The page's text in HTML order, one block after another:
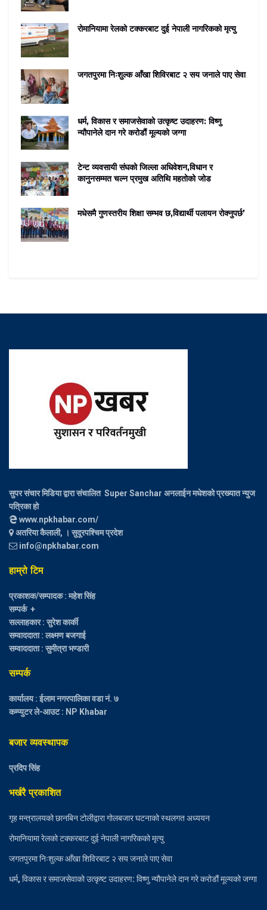
रोमानियामा रेलको टक्करबाट दुई नेपाली नागरिकको मृत्यु
जगतपुरमा निःशुल्क आँखा शिविरबाट २ सय जनाले पाए सेवा
धर्म, विकास र समाजसेवाको उत्कृष्ट उदाहरण: विष्णु
न्यौपानेले दान गरे करोडौं मूल्यको जग्गा
टेन्ट व्यवसायी संघको जिल्ला अधिवेशन,विधान र
कानुनसम्मत चल्न प्रमुख अतिथि महतोको जोड
मधेसमै गुणस्तरीय शिक्षा सम्भव छ,विद्यार्थी पलायन रोक्नुपर्छ’
सुपर संचार मिडिया द्वारा संचालित Super Sanchar अनलाईन मधेशको प्रख्यात न्युज
पत्रिका हो
www.npkhabar.com/
अतरिया कैलाली, । सुदूरपश्चिम प्रदेश
info@npkhabar.com
हाम्रो टिम
प्रकाशक/सम्पादक : महेश सिंह
सम्पर्क +
सल्लाहकार : सुरेश कार्की
सम्वाददाता : लक्ष्मण बजगाई
सम्वाददाता : सुमीत्रा भण्डारी
सम्पर्क
कार्यालय : ईलाम नगरपालिका वडा नं. ७
कम्प्युटर ले-आउट : NP Khabar
बजार व्यवस्थापक
प्रदिप सिंह
भर्खरै प्रकाशित
गृह मन्त्रालयको छानबिन टोलीद्वारा गोलबजार घटनाको स्थलगत अध्ययन
रोमानियामा रेलको टक्करबाट दुई नेपाली नागरिकको मृत्यु
जगतपुरमा निःशुल्क आँखा शिविरबाट २ सय जनाले पाए सेवा
धर्म, विकास र समाजसेवाको उत्कृष्ट उदाहरण: विष्णु न्यौपानेले दान गरे करोडौं मूल्यको जग्गा